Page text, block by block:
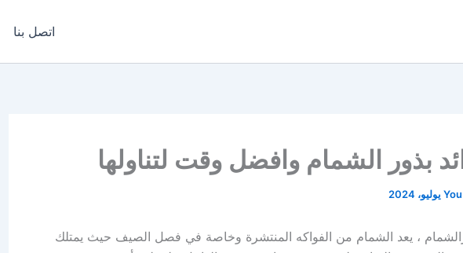
اتصل بنا
بذور الشمام وافضل وقت لتناولها
، يعد الشمام من الفواكه المنتشرة وخاصة في فصل الصيف حيث يمتلك